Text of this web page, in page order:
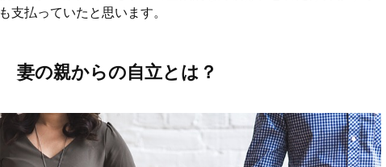
も支払っていたと思います。
妻の親からの自立とは？